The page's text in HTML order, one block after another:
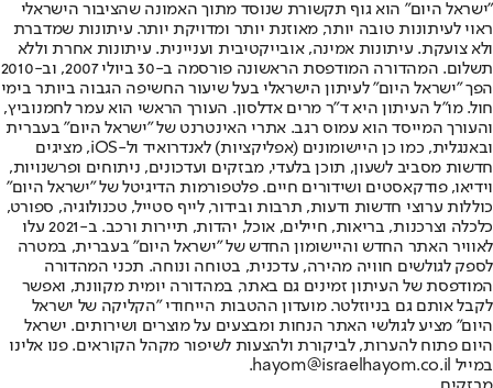
"ישראל היום" הוא גוף תקשורת שנוסד מתוך האמונה שהציבור הישראלי
ראוי לעיתונות טובה יותר, מאוזנת יותר ומדויקת יותר. עיתונות שמדברת
ולא צועקת. עיתונות אמינה, אובייקטיבית ועניינית. עיתונות אחרת וללא
תשלום. המהדורה המודפסת הראשונה פורסמה ב-30 ביולי 2007, וב-2010
הפך "ישראל היום" לעיתון הישראלי בעל שיעור החשיפה הגבוה ביותר בימי
חול. מו"ל העיתון היא ד"ר מרים אדלסון. העורך הראשי הוא עמר לחמנוביץ,
והעורך המייסד הוא עמוס רגב. אתרי האינטרנט של "ישראל היום" בעברית
ובאנגלית, כמו כן היישומונים (אפליקציות) לאנדרואיד ול-iOS, מציגים
חדשות מסביב לשעון, תוכן בלעדי, מבזקים ועדכונים, ניתוחים ופרשנויות,
וידיאו, פודקאסטים ושידורים חיים. פלטפורמות הדיגיטל של "ישראל היום"
כוללות ערוצי חדשות ודעות, תרבות ובידור, לייף סטייל, טכנולוגיה, ספורט,
כלכלה וצרכנות, בריאות, חיילים, אוכל, יהדות, תיירות ורכב. ב-2021 עלו
לאוויר האתר החדש והיישומון החדש של "ישראל היום" בעברית, במטרה
לספק לגולשים חוויה מהירה, עדכנית, בטוחה ונוחה. תכני המהדורה
המודפסת של העיתון זמינים גם באתר, במהדורה יומית מקוונת, ואפשר
לקבל אותם גם בניוזלטר. מועדון ההטבות הייחודי "הקליקה של ישראל
היום" מציע לגולשי האתר הנחות ומבצעים על מוצרים ושירותים. ישראל
היום פתוח להערות, לביקורת ולהצעות לשיפור מקהל הקוראים. פנו אלינו
במייל hayom@israelhayom.co.il.